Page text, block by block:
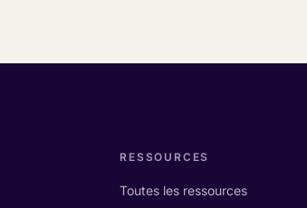
RESSOURCES
Toutes les ressources